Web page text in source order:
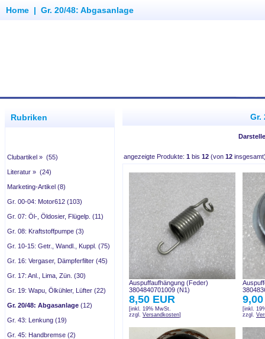
Home | Gr. 20/48: Abgasanlage
Rubriken
Clubartikel » (55)
Literatur » (24)
Marketing-Artikel (8)
Gr. 00-04: Motor612 (103)
Gr. 07: Öl-, Öldosier, Flügelp. (11)
Gr. 08: Kraftstoffpumpe (3)
Gr. 10-15: Getr., Wandl., Kuppl. (75)
Gr. 16: Vergaser, Dämpferfilter (45)
Gr. 17: Anl., Lima, Zün. (30)
Gr. 19: Wapu, Ölkühler, Lüfter (22)
Gr. 20/48: Abgasanlage (12)
Gr. 43: Lenkung (19)
Gr. 45: Handbremse (2)
Gr.
angezeigte Produkte: 1 bis 12 (von 12
Auspuffaufhängung (Feder)
3804840701009 (N1)
8,50 EUR
[inkl. 19% MwSt.
zzgl. Versandkosten]
[inkl.
zzgl.